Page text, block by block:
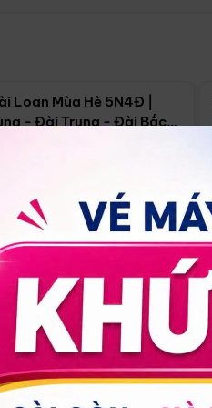
Loan Mùa Hè 5N4Đ |
- Đài Trung - Đài Bắc
18/09